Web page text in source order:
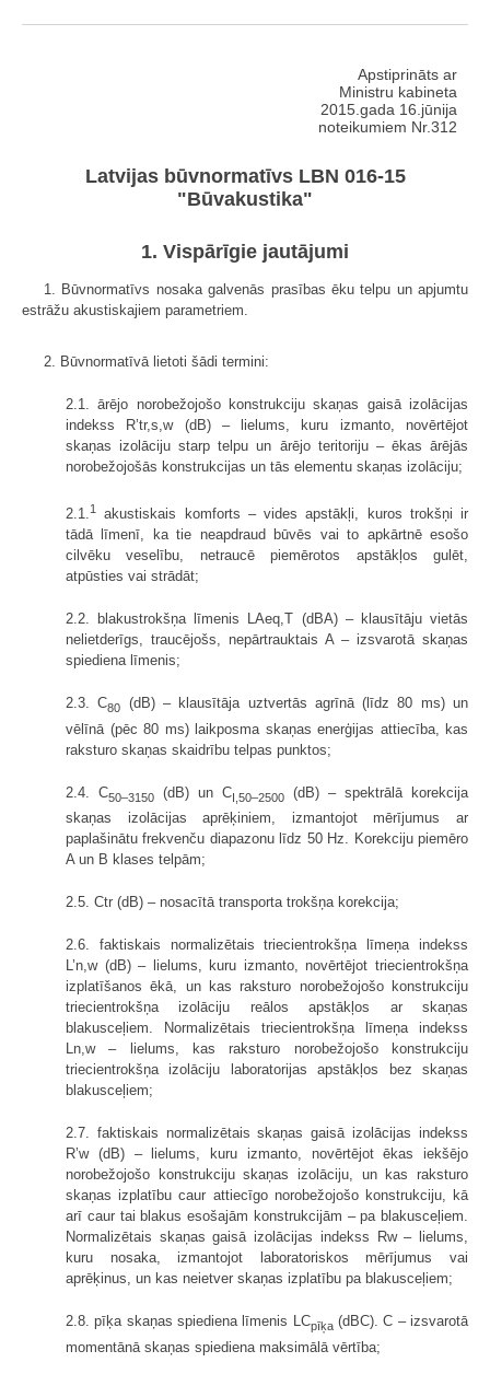
Apstiprināts ar
Ministru kabineta
2015.gada 16.jūnija
noteikumiem Nr.312
Latvijas būvnormatīvs LBN 016-15
"Būvakustika"
1. Vispārīgie jautājumi
1. Būvnormatīvs nosaka galvenās prasības ēku telpu un apjumtu
estrāžu akustiskajiem parametriem.
2. Būvnormatīvā lietoti šādi termini:
2.1. ārējo norobežojošo konstrukciju skaņas gaisā izolācijas
indekss R’tr,s,w (dB) – lielums, kuru izmanto, novērtējot
skaņas izolāciju starp telpu un ārējo teritoriju – ēkas ārējās
norobežojošās konstrukcijas un tās elementu skaņas izolāciju;
2.1. 1
akustiskais komforts – vides apstākļi, kuros trokšņi ir
tādā līmenī, ka tie neapdraud būvēs vai to apkārtnē esošo
cilvēku veselību, netraucē piemērotos apstākļos gulēt,
atpūsties vai strādāt;
2.2. blakustrokšņa līmenis LAeq,T (dBA) – klausītāju vietās
nelietderīgs, traucējošs, nepārtrauktais A – izsvarotā skaņas
spiediena līmenis;
2.3. C80
(dB) – klausītāja uztvertās agrīnā (līdz 80 ms) un
vēlīnā (pēc 80 ms) laikposma skaņas enerģijas attiecība, kas
raksturo skaņas skaidrību telpas punktos;
2.4. C50–3150 (dB) un CI,50–2500
(dB) – spektrālā korekcija
skaņas izolācijas aprēķiniem, izmantojot mērījumus ar
paplašinātu frekvenču diapazonu līdz 50 Hz. Korekciju piemēro
A un B klases telpām;
2.5. Ctr (dB) – nosacītā transporta trokšņa korekcija;
2.6. faktiskais normalizētais triecientrokšņa līmeņa indekss
L’n,w (dB) – lielums, kuru izmanto, novērtējot triecientrokšņa
izplatīšanos ēkā, un kas raksturo norobežojošo konstrukciju
triecientrokšņa izolāciju reālos apstākļos ar skaņas
blakusceļiem. Normalizētais triecientrokšņa līmeņa indekss
Ln,w – lielums, kas raksturo norobežojošo konstrukciju
triecientrokšņa izolāciju laboratorijas apstākļos bez skaņas
blakusceļiem;
2.7. faktiskais normalizētais skaņas gaisā izolācijas indekss
R’w (dB) – lielums, kuru izmanto, novērtējot ēkas iekšējo
norobežojošo konstrukciju skaņas izolāciju, un kas raksturo
skaņas izplatību caur attiecīgo norobežojošo konstrukciju, kā
arī caur tai blakus esošajām konstrukcijām – pa blakusceļiem.
Normalizētais skaņas gaisā izolācijas indekss Rw – lielums,
kuru nosaka, izmantojot laboratoriskos mērījumus vai
aprēķinus, un kas neietver skaņas izplatību pa blakusceļiem;
2.8. pīķa skaņas spiediena līmenis LCpīķa(dBC). C – izsvarotā
momentānā skaņas spiediena maksimālā vērtība;